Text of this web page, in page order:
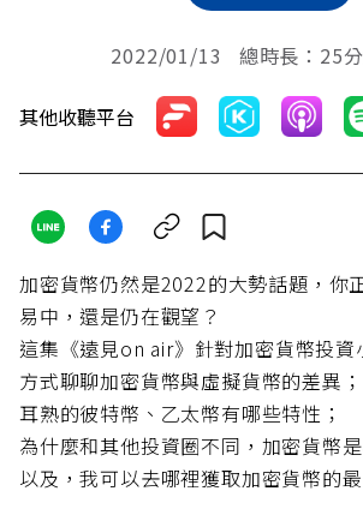
2022/01/13 總時長：25
其他收聽平台
加密貨幣仍然是2022的大勢話題，你
易中，還是仍在觀望？
這集《遠見on air》針對加密貨幣投資
方式聊聊加密貨幣與虛擬貨幣的差異；
耳熟的彼特幣、乙太幣有哪些特性；
為什麼和其他投資圈不同，加密貨幣
以及，我可以去哪裡獲取加密貨幣的